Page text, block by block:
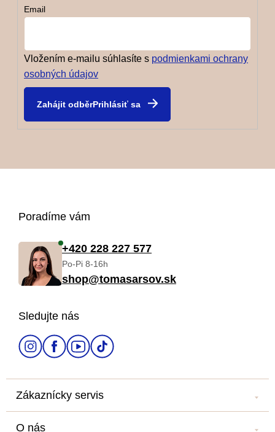
Email
Vložením e-mailu súhlasíte s podmienkami ochrany
osobných údajov
Prihlásiť sa
Poradíme vám
+420 228 227 577
Po-Pi 8-16h
shop@tomasarsov.sk
Sledujte nás
Zákaznícky servis
O nás